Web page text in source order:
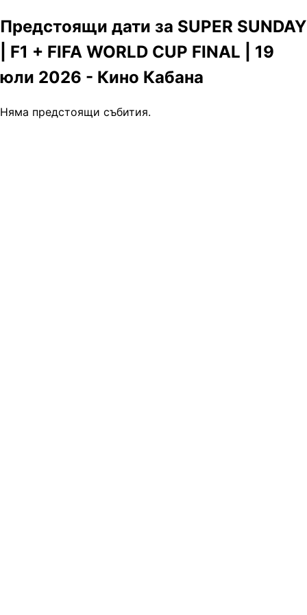
Предстоящи дати за SUPER SUNDAY
| F1 + FIFA WORLD CUP FINAL | 19
юли 2026 - Кино Кабана
Няма предстоящи събития.